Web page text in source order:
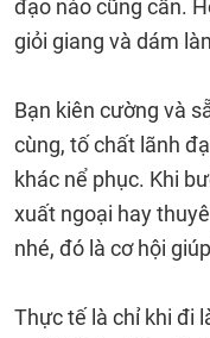
đạo nào cũng cần.
giỏi giang và dám
Bạn kiên cường và
cùng, tố chất lãnh
khác nể phục. Khi
xuất ngoại hay
nhé, đó là cơ hội
Thực tế là chỉ khi đi